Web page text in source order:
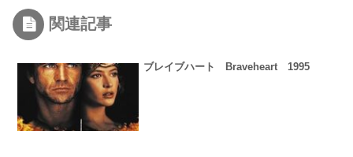
関連記事
ブレイブハート Braveheart 1995